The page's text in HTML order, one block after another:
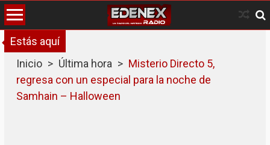
Skip
to
content
Estás aquí
Inicio > Última hora > Misterio Directo 5,
regresa con un especial para la noche de
Samhain – Halloween